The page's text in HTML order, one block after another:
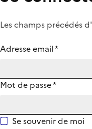
Les champs précédés
Adresse email*
Mot de passe*
Se souvenir de moi